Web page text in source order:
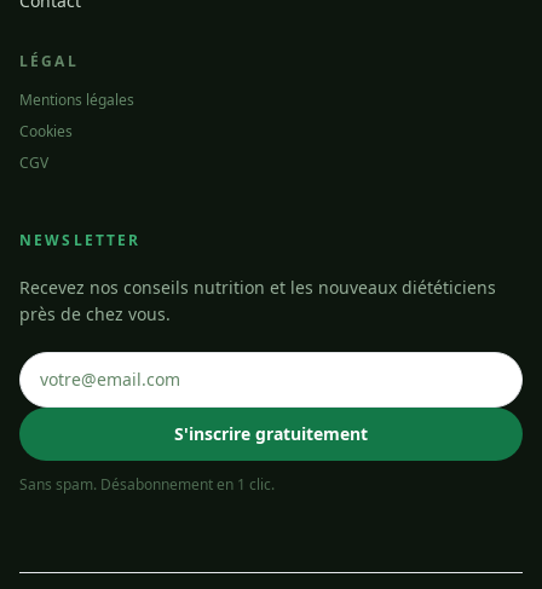
LÉGAL
Mentions légales
Cookies
CGV
NEWSLETTER
Recevez nos conseils nutrition et les nouveaux diététiciens
près de chez vous.
S'inscrire gratuitement
Sans spam. Désabonnement en 1 clic.